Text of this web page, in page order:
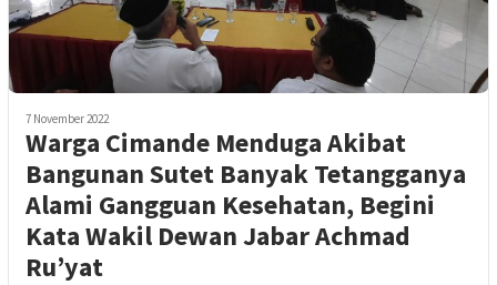
7 November 2022
Warga Cimande Menduga Akibat
Bangunan Sutet Banyak Tetangganya
Alami Gangguan Kesehatan, Begini
Kata Wakil Dewan Jabar Achmad
Ru’yat